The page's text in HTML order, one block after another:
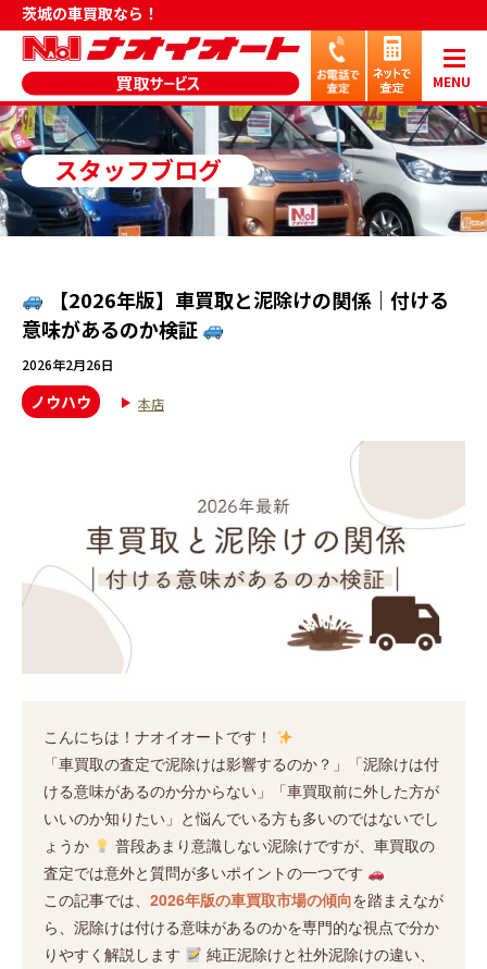
茨城の車買取なら！
MENU
スタッフブログ
【2026年版】車買取と泥除けの関係｜付ける
意味があるのか検証
2026年2月26日
ノウハウ 本店
こんにちは！ナオイオートです！
「車買取の査定で泥除けは影響するのか？」「泥除けは付
ける意味があるのか分からない」「車買取前に外した方が
いいのか知りたい」と悩んでいる方も多いのではないでし
ょうか
普段あまり意識しない泥除けですが、車買取の
査定では意外と質問が多いポイントの一つです
この記事では、 2026年版の車買取市場の傾向を踏まえなが
ら、泥除けは付ける意味があるのかを専門的な視点で分か
りやすく解説します
純正泥除けと社外泥除けの違い、